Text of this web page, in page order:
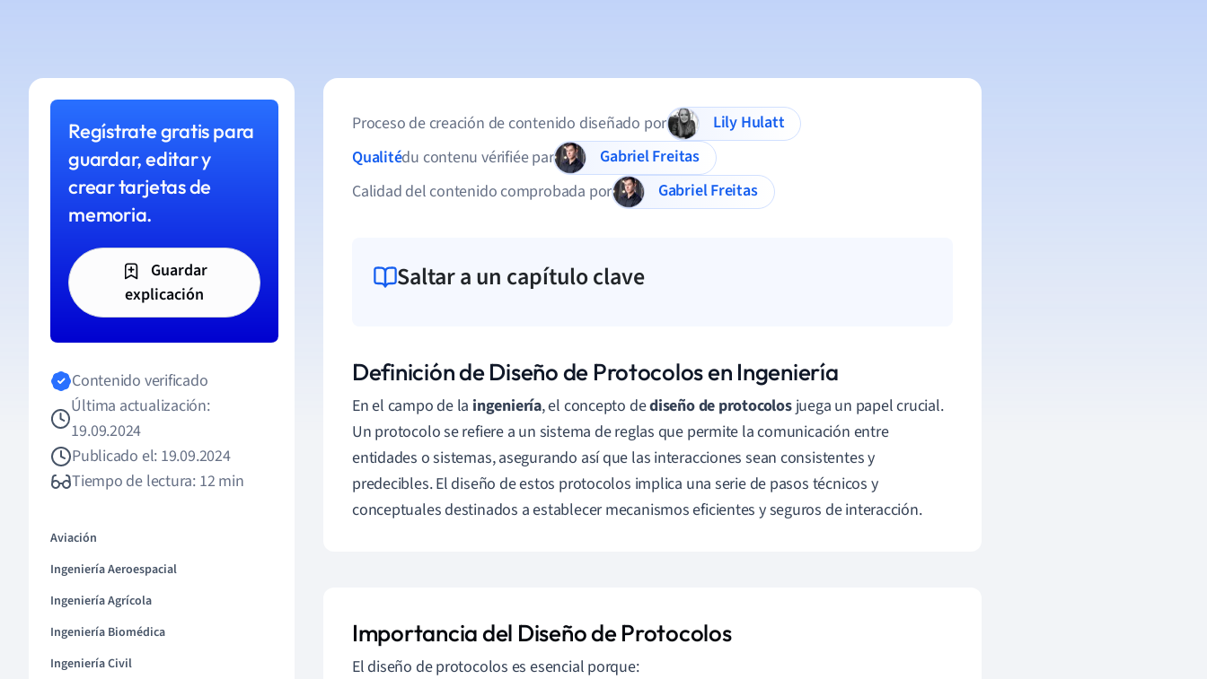
Regístrate gratis para
guardar, editar y
crear tarjetas de
memoria.
Guardar
explicación
Contenido verificado
Última actualización:
19.09.2024
Publicado el: 19.09.2024
Tiempo de lectura: 12 min
Aviación
Ingeniería Aeroespacial
Ingeniería Agrícola
Ingeniería Biomédica
Ingeniería Civil
Proceso de creación de contenido diseñado por
Lily Hulatt
Qualitédu contenu vérifiée par
Gabriel Freitas
Calidad del contenido comprobada por
Gabriel Freitas
Saltar a un capítulo clave
Definición de Diseño de Protocolos en Ingeniería
En el campo de la ingeniería, el concepto dediseño de protocolosjuega un papel crucial.
Un protocolo se refiere a un sistema de reglas que permite la comunicación entre
entidades o sistemas, asegurando así que las interacciones sean consistentes y
predecibles. El diseño de estos protocolos implica una serie de pasos técnicos y
conceptuales destinados a establecer mecanismos eficientes y seguros de interacción.
Importancia del Diseño de Protocolos
El diseño de protocolos es esencial porque: